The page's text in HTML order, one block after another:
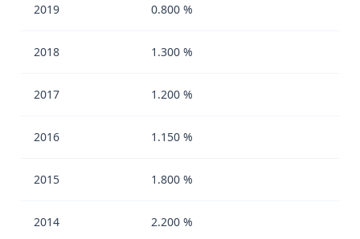
2019 0.800 %
2018 1.300 %
2017 1.200 %
2016 1.150 %
2015 1.800 %
2014 2.200 %